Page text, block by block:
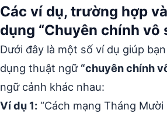
Các ví dụ, trường hợp
dụng “Chuyên chính vô
Dưới đây là một số ví dụ giúp
dụng thuật ngữ “chuyên chính
ngữ cảnh khác nhau:
Ví dụ 1: “Cách mạng Tháng Mười